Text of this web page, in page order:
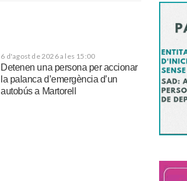
6 d'agost de 2026 a les 15:00
Detenen una persona per accionar
la palanca d’emergència d’un
autobús a Martorell